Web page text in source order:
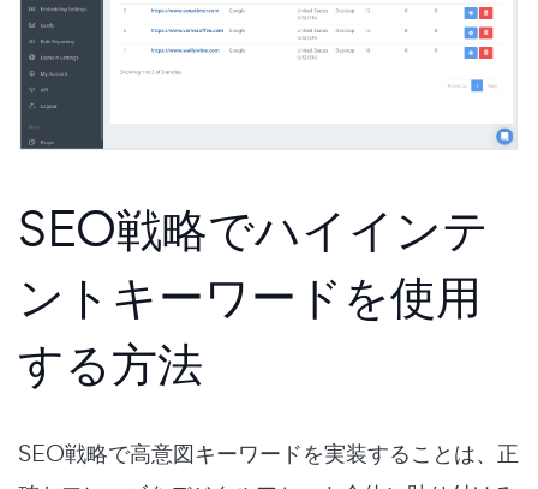
SEO戦略でハイインテ
ントキーワードを使用
する方法
SEO戦略で高意図キーワードを実装することは、正